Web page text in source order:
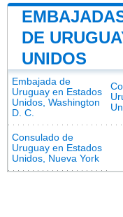
DE
UNIDOS
Embajada de
Uruguay en Estados
Unidos, Washington
D. C.
Consulado de
Uruguay en Estados
Unidos, Nueva York